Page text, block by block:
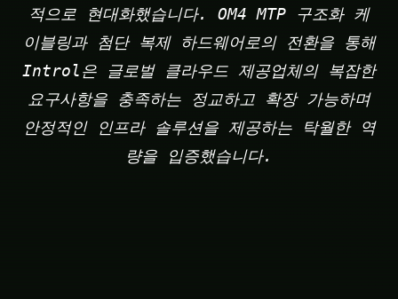
적으로 현대화했습니다. OM4 MTP 구조화 케
이블링과 첨단 복제 하드웨어로의 전환을 통해
Introl은 글로벌 클라우드 제공업체의 복잡한
요구사항을 충족하는 정교하고 확장 가능하며
안정적인 인프라 솔루션을 제공하는 탁월한 역
량을 입증했습니다.